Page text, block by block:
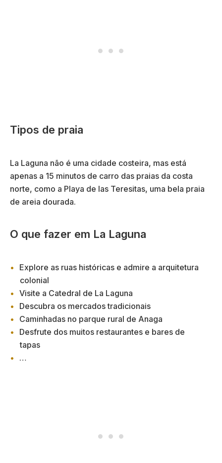
Tipos de praia
La Laguna não é uma cidade costeira, mas está
apenas a 15 minutos de carro das praias da costa
norte, como a Playa de las Teresitas, uma bela praia
de areia dourada.
O que fazer em La Laguna
Explore as ruas históricas e admire a arquitetura
colonial
Visite a Catedral de La Laguna
Descubra os mercados tradicionais
Caminhadas no parque rural de Anaga
Desfrute dos muitos restaurantes e bares de
tapas
…